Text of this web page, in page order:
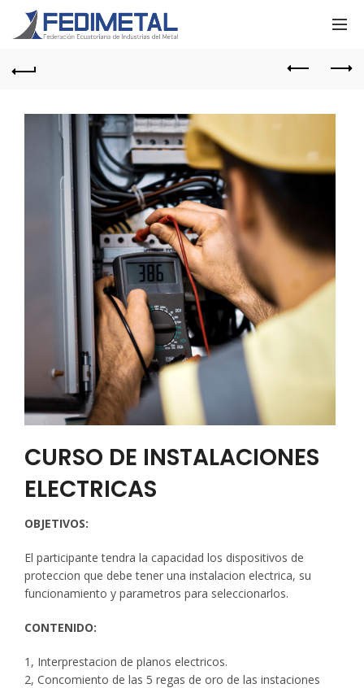
CURSO DE INSTALACIONES
ELECTRICAS
OBJETIVOS:
El participante tendra la capacidad los dispositivos de
proteccion que debe tener una instalacion electrica, su
funcionamiento y parametros para seleccionarlos.
CONTENIDO:
1, Interprestacion de planos electricos.
2, Concomiento de las 5 regas de oro de las instaciones